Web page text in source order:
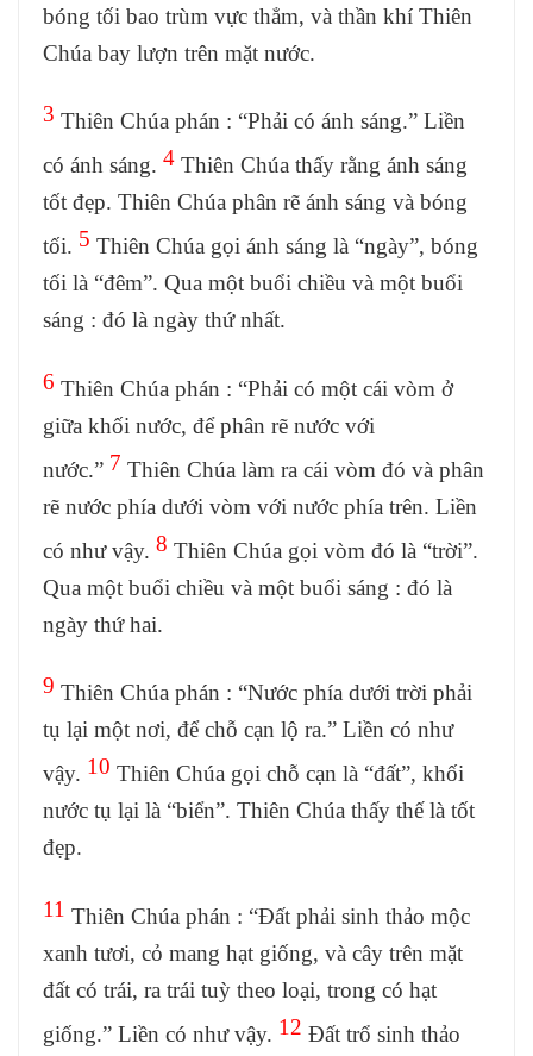
bóng tối bao trùm vực thẳm, và thần khí Thiên
Chúa bay lượn trên mặt nước.
3 Thiên Chúa phán : “Phải có ánh sáng.” Liền
có ánh sáng. 4 Thiên Chúa thấy rằng ánh sáng
tốt đẹp. Thiên Chúa phân rẽ ánh sáng và bóng
tối. 5 Thiên Chúa gọi ánh sáng là “ngày”, bóng
tối là “đêm”. Qua một buổi chiều và một buổi
sáng : đó là ngày thứ nhất.
6 Thiên Chúa phán : “Phải có một cái vòm ở
giữa khối nước, để phân rẽ nước với
nước.” 7 Thiên Chúa làm ra cái vòm đó và phân
rẽ nước phía dưới vòm với nước phía trên. Liền
có như vậy. 8 Thiên Chúa gọi vòm đó là “trời”.
Qua một buổi chiều và một buổi sáng : đó là
ngày thứ hai.
9 Thiên Chúa phán : “Nước phía dưới trời phải
tụ lại một nơi, để chỗ cạn lộ ra.” Liền có như
vậy. 10 Thiên Chúa gọi chỗ cạn là “đất”, khối
nước tụ lại là “biển”. Thiên Chúa thấy thế là tốt
đẹp.
11 Thiên Chúa phán : “Đất phải sinh thảo mộc
xanh tươi, cỏ mang hạt giống, và cây trên mặt
đất có trái, ra trái tuỳ theo loại, trong có hạt
giống.” Liền có như vậy. 12 Đất trổ sinh thảo